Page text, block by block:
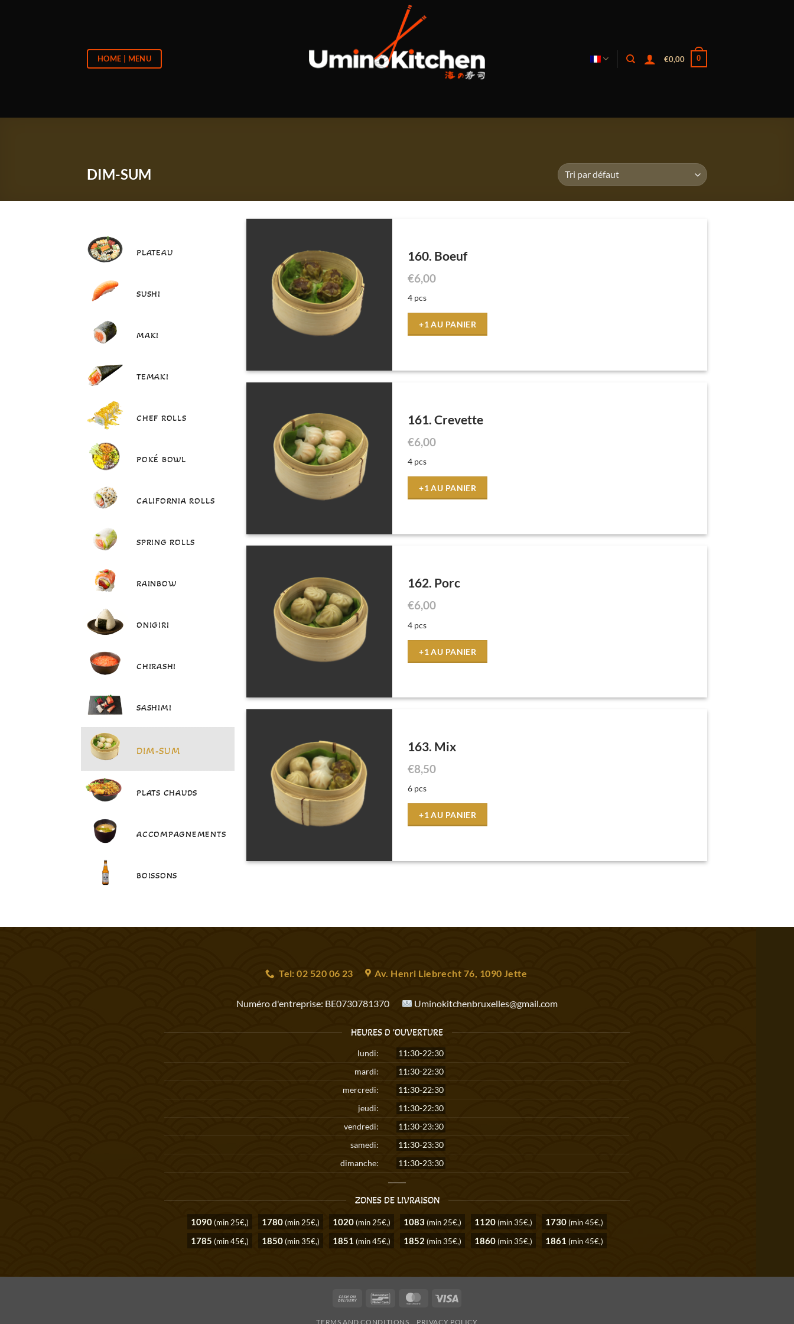
HOME | MENU €0,00 0
DIM-SUM
PLATEAU
SUSHI
MAKI
TEMAKI
CHEF ROLLS
POKÉ BOWL
CALIFORNIA ROLLS
SPRING ROLLS
RAINBOW
ONIGIRI
CHIRASHI
SASHIMI
DIM-SUM
PLATS CHAUDS
ACCOMPAGNEMENTS
BOISSONS
160. Boeuf
€6,00
4 pcs
+1 AU PANIER
161. Crevette
€6,00
4 pcs
+1 AU PANIER
162. Porc
€6,00
4 pcs
+1 AU PANIER
163. Mix
€8,50
6 pcs
+1 AU PANIER
Tel: 02 520 06 23 Av. Henri Liebrecht 76, 1090 Jette
Numéro d'entreprise: BE0730781370 Uminokitchenbruxelles@gmail.com
HEURES D 'OUVERTURE
lundi:
11:30-22:30
mardi:
11:30-22:30
mercredi:
11:30-22:30
jeudi:
11:30-22:30
vendredi:
11:30-23:30
samedi:
11:30-23:30
dimanche:
11:30-23:30
ZONES DE LIVRAISON
1090(min 25€,) 1780(min 25€,) 1020(min 25€,) 1083(min 25€,) 1120(min 35€,) 1730(min 45€,)
1785 (min 45€,) 1850(min 35€,) 1851 (min 45€,) 1852 (min 35€,) 1860(min 35€,) 1861 (min 45€,)
Cash
BancontactMasterCard
TERMS AND CONDITIONS PRIVACY POLICY